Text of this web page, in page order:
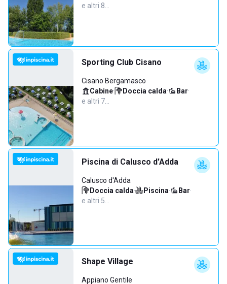
e altri 8…
Sporting Club Cisano
Cisano Bergamasco
Cabine· Doccia calda· Bar·
e altri 7…
Piscina di Calusco d'Adda
Calusco d'Adda
Doccia calda· Piscina· Bar·
e altri 5…
Shape Village
Appiano Gentile